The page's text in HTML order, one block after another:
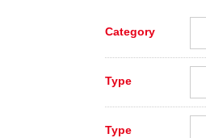
Category
Type
Type